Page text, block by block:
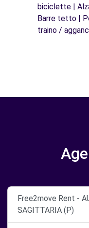
biciclette |
Barre tetto |
traino /
Free2move Rent -
SAGITTARIA (P)